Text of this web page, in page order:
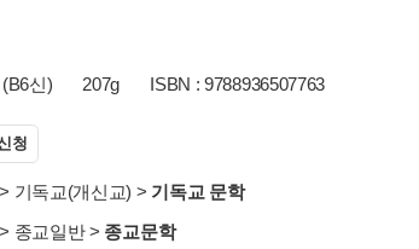
신) 207g ISBN : 9788936507763
청
기독교(개신교) > 기독교 문학
종교일반> 종교문학